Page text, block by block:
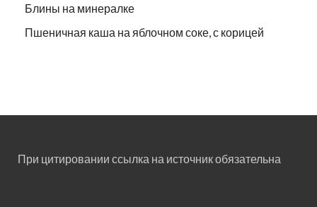
Блины на минералке
Пшеничная каша на яблочном соке, с корицей
При цитировании ссылка на источник обязательна